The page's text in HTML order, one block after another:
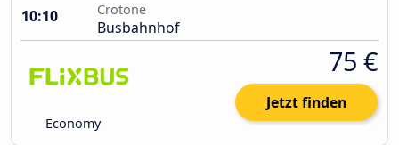
10:10
Crotone
Busbahnhof
Economy
75 €
Jetzt finden